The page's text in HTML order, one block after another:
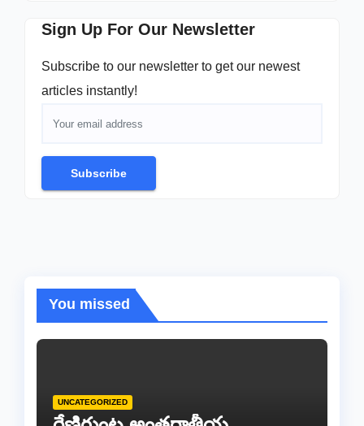
Sign Up For Our Newsletter
Subscribe to our newsletter to get our newest
articles instantly!
Subscribe
You missed
UNCATEGORIZED